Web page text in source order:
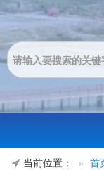
当前位置： 首